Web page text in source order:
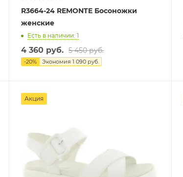
R3664-24 REMONTE Босоножки
женские
Есть в наличии: 1
4 360 руб. 5 450 руб.
-20% Экономия1 090 руб.
Акция